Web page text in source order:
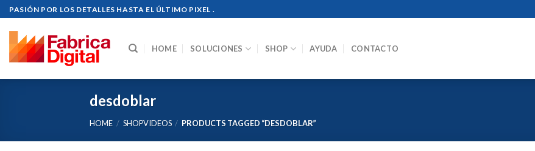
Skip
to
content
PASIÓN POR LOS DETALLES HASTA EL ÚLTIMO PIXEL .
HOME SOLUCIONES SHOP AYUDA CONTACTO
desdoblar
HOME / SHOPVIDEOS / PRODUCTS TAGGED “DESDOBLAR”